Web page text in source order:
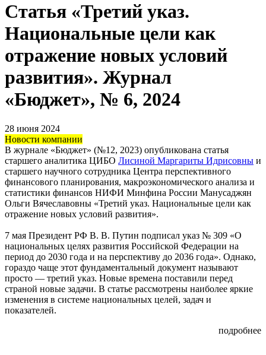
Статья «Третий указ.
Национальные цели как
отражение новых условий
развития». Журнал
«Бюджет», № 6, 2024
28 июня 2024
Новости компании
В журнале «Бюджет» (№12, 2023) опубликована статья
старшего аналитика ЦИБО Лисиной Маргариты Идрисовны и
старшего научного сотрудника Центра перспективного
финансового планирования, макроэкономического анализа и
статистики финансов НИФИ Минфина России Манусаджян
Ольги Вячеславовны «Третий указ. Национальные цели как
отражение новых условий развития».
7 мая Президент РФ В. В. Путин подписал указ № 309 «О
национальных целях развития Российской Федерации на
период до 2030 года и на перспективу до 2036 года». Однако,
гораздо чаще этот фундаментальный документ называют
просто — третий указ. Новые времена поставили перед
страной новые задачи. В статье рассмотрены наиболее яркие
изменения в системе национальных целей, задач и
показателей.
подробнее